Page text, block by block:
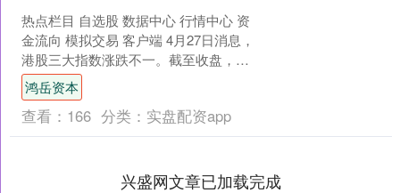
热点栏目 自选股 数据中心 行情中心 资
金流向 模拟交易 客户端 4月27日消息，
港股三大指数涨跌不一。截至收盘，恒
生指数跌0.2%，报25925.55点，恒生....
鸿岳资本
查看： 166 分类： 实盘配资app
兴盛网文章已加载完成